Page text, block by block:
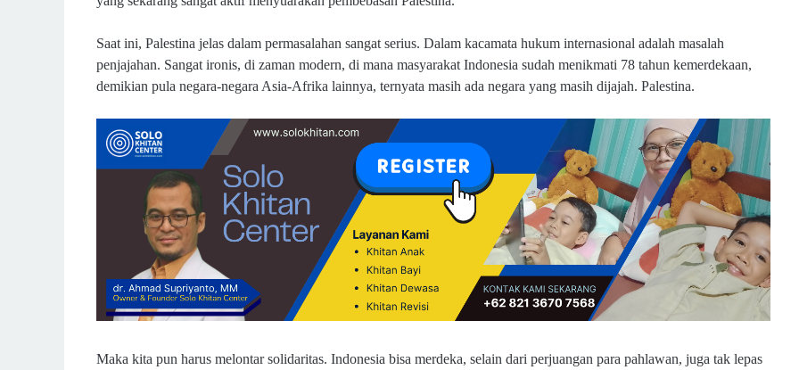
Saat ini, Palestina jelas dalam permasalahan sangat serius. Dalam kacamata hukum internasional adalah masalah
penjajahan. Sangat ironis, di zaman modern, di mana masyarakat Indonesia sudah menikmati 78 tahun kemerdekaan,
demikian pula negara-negara Asia-Afrika lainnya, ternyata masih ada negara yang masih dijajah. Palestina.
Maka kita pun harus melontar solidaritas. Indonesia bisa merdeka, selain dari perjuangan para pahlawan, juga tak lepas